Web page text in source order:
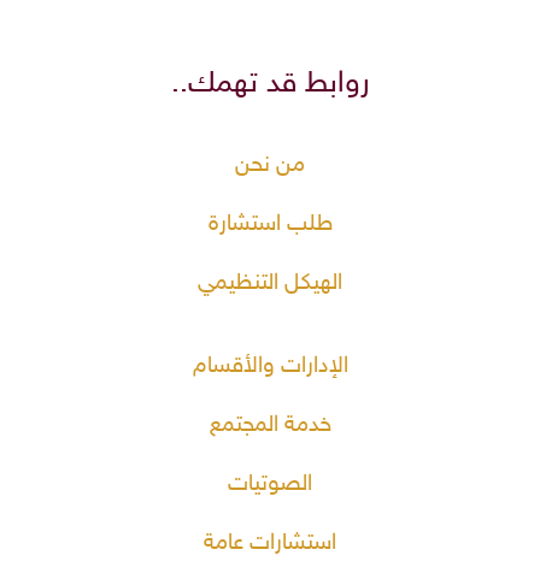
روابط قد تهمك..
من نحن
طلب استشارة
الهيكل التنظيمي
الإدارات والأقسام
خدمة المجتمع
الصوتيات
استشارات عامة